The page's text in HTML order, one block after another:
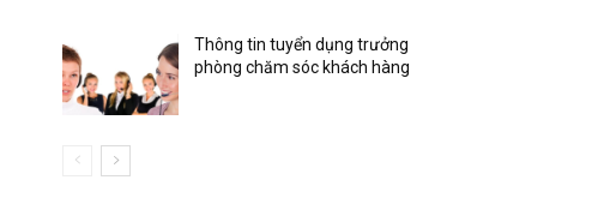
Thông tin tuyển dụng trưởng
phòng chăm sóc khách hàng